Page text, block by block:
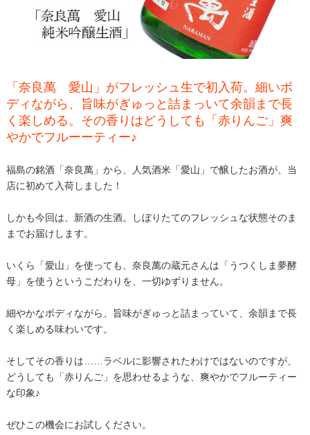
「奈良萬 愛山」がフレッシュ生で初入荷。細いボ
ディながら、旨味がぎゅっと詰まっいて余韻まで長
く楽しめる。その香りはどうしても「赤りんご」爽
やかでフルーーティー♪
福島の銘酒「奈良萬」から、人気酒米「愛山」で醸したお酒が、当
店に初めて入荷しました！
しかも今回は、新酒の生酒。しぼりたてのフレッシュな状態そのま
までお届けします。
いくら「愛山」を使っても、奈良萬の蔵元さんは「うつくしま夢酵
母」を使うというこだわりを、一切ゆずりません。
細やかなボディながら、旨味がぎゅっと詰まっていて、余韻まで長
く楽しめる味わいです。
そしてその香りは……ラベルに影響されたわけではないのですが、
どうしても「赤りんご」を思わせるような、爽やかでフルーティー
な印象♪
ぜひこの機会にお試しください。